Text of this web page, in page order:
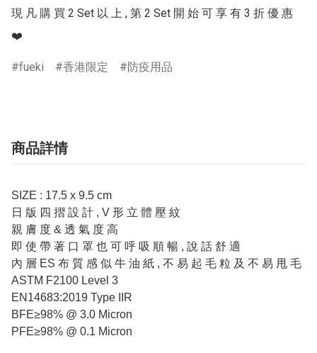
現 凡 購 買 2 Set 以 上 , 第 2 Set 開 始 可 享 有 3 折 優 惠
❤️
fueki 香港限定 防疫用品
商品詳情
SIZE : 17.5 x 9.5 cm
日 版 四 摺 設 計 , V 形 立 體 壓 紋
親 膚 度 & 透 氣 度 高
即 使 帶 著 口 罩 也 可 呼 吸 順 暢 , 說 話 舒 適
內 層 ES 布 質 感 似 牛 油 紙 , 不 易 起 毛 粒 及 不 易 甩 毛
ASTM F2100 Level 3
EN14683:2019 Type IIR
BFE≥98% @ 3.0 Micron
PFE≥98% @ 0.1 Micron